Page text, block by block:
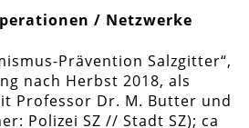
/ Netzwerke
Prävention Salzgitter“,
nach Herbst 2018, als
Professor Dr. M. Butter und
Polizei SZ // Stadt SZ); ca